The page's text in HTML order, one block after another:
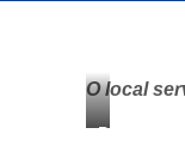
O local
R